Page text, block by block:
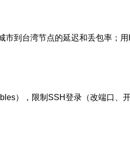
到台湾节点的延迟和丢包率；
），限制SSH登录（改端口